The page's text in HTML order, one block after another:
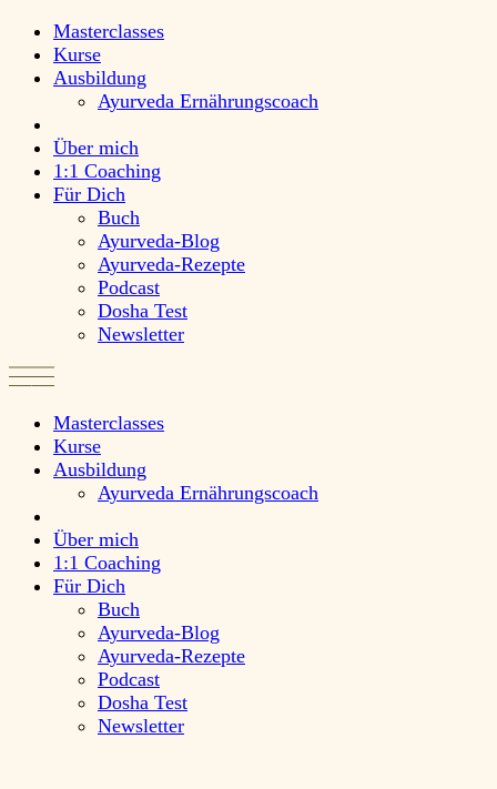
Masterclasses
Kurse
Ausbildung
Ayurveda Ernährungscoach
Über mich
1:1 Coaching
Für Dich
Buch
Ayurveda-Blog
Ayurveda-Rezepte
Podcast
Dosha Test
Newsletter
Masterclasses
Kurse
Ausbildung
Ayurveda Ernährungscoach
Über mich
1:1 Coaching
Für Dich
Buch
Ayurveda-Blog
Ayurveda-Rezepte
Podcast
Dosha Test
Newsletter